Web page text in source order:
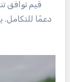
قيم توافق
دعمًا